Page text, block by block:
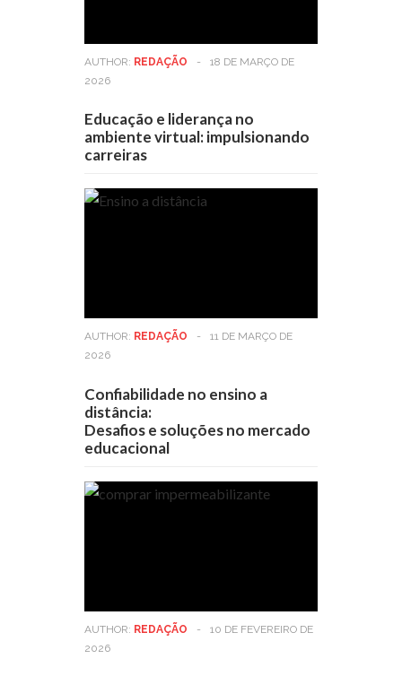
AUTHOR: REDAÇÃO -
18 DE MARÇO DE
2026
Educação e liderança no
ambiente virtual: impulsionando
carreiras
AUTHOR: REDAÇÃO -
11 DE MARÇO DE
2026
Confiabilidade no ensino a
distância:
Desafios e soluções no mercado
educacional
AUTHOR: REDAÇÃO -
10 DE FEVEREIRO DE
2026